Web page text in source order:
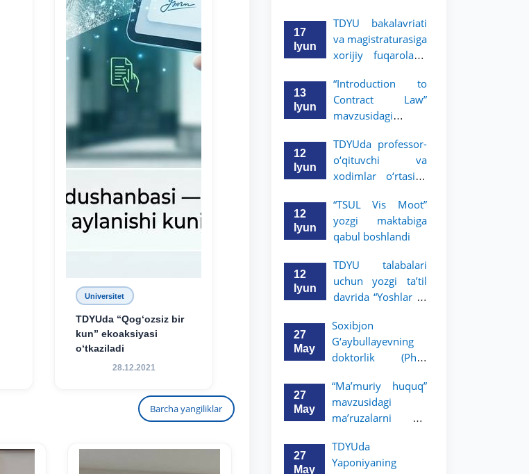
Universitet
TDYUda “Qog‘ozsiz bir
kun” ekoaksiyasi
o‘tkaziladi
28.12.2021
Barcha yangiliklar
himoyasi bo‘lib
o‘tadi
17
Iyun
TDYU bakalavriati
va magistraturasiga
xorijiy fuqarolarni
qilish bo‘yicha
arizalar qabuli
boshlandi
13
Iyun
“Introduction to
Contract Law”
mavzusidagi
Kristofer Sayks olib
boradi
12
Iyun
TDYUda professor-
o‘qituvchi va
xodimlar o‘rtasida
tanlovi o‘tkazildi
12
Iyun
“TSUL Vis Moot”
yozgi maktabiga
qabul boshlandi
12
Iyun
TDYU talabalari
uchun yozgi ta’til
davrida “Yoshlar —
targ‘ibot tanlovi
e’lon qilindi
27
May
Soxibjon
G‘aybullayevning
doktorlik (PhD)
himoyasi bo‘lib
o‘tadi
27
May
“Ma’muriy huquq”
mavzusidagi
ma’ruzalarni Dr.
boradi
27
May
TDYUda
Yaponiyaning
TDYU qabul murojaatlari chati
Onlayn
Assalomu alaykum! TDYU qabul
murojaatlari chatiga xush kelibsiz.
Qabul bo'yicha murojaatlaringizni
Mavzuni tanlang — keyin shu